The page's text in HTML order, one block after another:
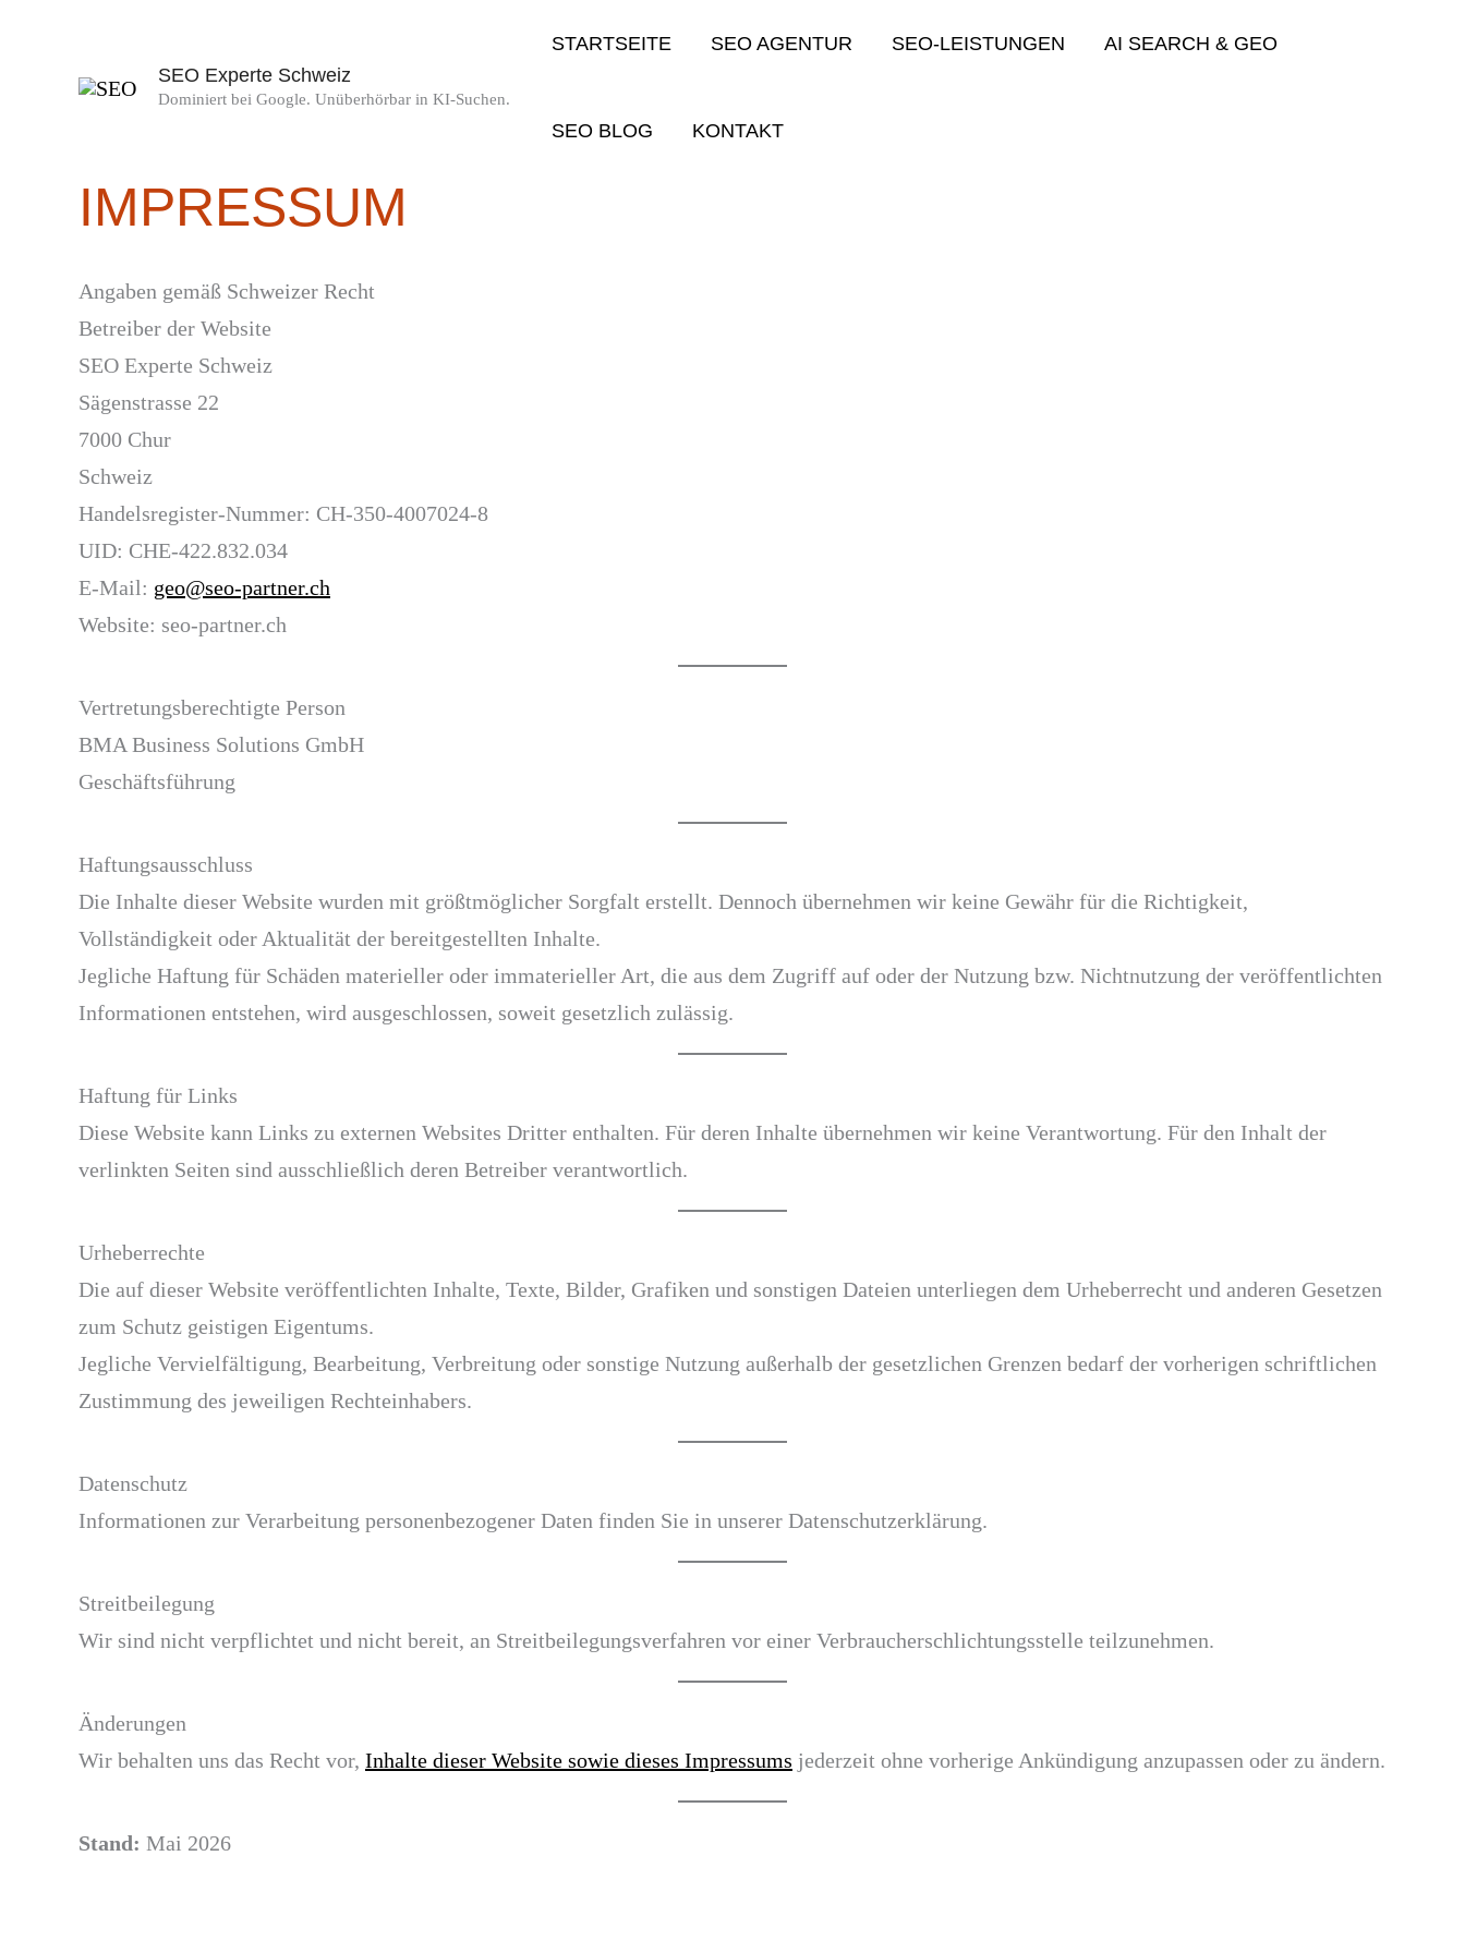
SEO Experte Schweiz
Dominiert bei Google. Unüberhörbar in KI-Suchen.
STARTSEITE SEO AGENTUR SEO-LEISTUNGEN AI SEARCH & GEO
SEO BLOG KONTAKT
IMPRESSUM
Angaben gemäß Schweizer Recht
Betreiber der Website
SEO Experte Schweiz
Sägenstrasse 22
7000 Chur
Schweiz
Handelsregister-Nummer: CH-350-4007024-8
UID: CHE-422.832.034
E-Mail: geo@seo-partner.ch
Website: seo-partner.ch
Vertretungsberechtigte Person
BMA Business Solutions GmbH
Geschäftsführung
Haftungsausschluss
Die Inhalte dieser Website wurden mit größtmöglicher Sorgfalt erstellt. Dennoch übernehmen wir keine Gewähr für die Richtigkeit,
Vollständigkeit oder Aktualität der bereitgestellten Inhalte.
Jegliche Haftung für Schäden materieller oder immaterieller Art, die aus dem Zugriff auf oder der Nutzung bzw. Nichtnutzung der veröffentlichten
Informationen entstehen, wird ausgeschlossen, soweit gesetzlich zulässig.
Haftung für Links
Diese Website kann Links zu externen Websites Dritter enthalten. Für deren Inhalte übernehmen wir keine Verantwortung. Für den Inhalt der
verlinkten Seiten sind ausschließlich deren Betreiber verantwortlich.
Urheberrechte
Die auf dieser Website veröffentlichten Inhalte, Texte, Bilder, Grafiken und sonstigen Dateien unterliegen dem Urheberrecht und anderen Gesetzen
zum Schutz geistigen Eigentums.
Jegliche Vervielfältigung, Bearbeitung, Verbreitung oder sonstige Nutzung außerhalb der gesetzlichen Grenzen bedarf der vorherigen schriftlichen
Zustimmung des jeweiligen Rechteinhabers.
Datenschutz
Informationen zur Verarbeitung personenbezogener Daten finden Sie in unserer Datenschutzerklärung.
Streitbeilegung
Wir sind nicht verpflichtet und nicht bereit, an Streitbeilegungsverfahren vor einer Verbraucherschlichtungsstelle teilzunehmen.
Änderungen
Wir behalten uns das Recht vor, Inhalte dieser Website sowie dieses Impressums jederzeit ohne vorherige Ankündigung anzupassen oder zu ändern.
Stand: Mai 2026